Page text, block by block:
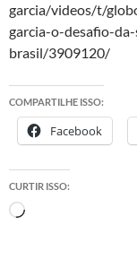
garcia/videos/t/
garcia-o-desafio-
brasil/3909120/
COMPARTILHE ISSO:
Facebook
CURTIR ISSO:
Carregando...